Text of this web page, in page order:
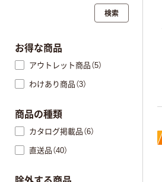
検索
お得な商品
アウトレット商品（5）
わけあり商品（3）
商品の種類
カタログ掲載品（6）
直送品（40）